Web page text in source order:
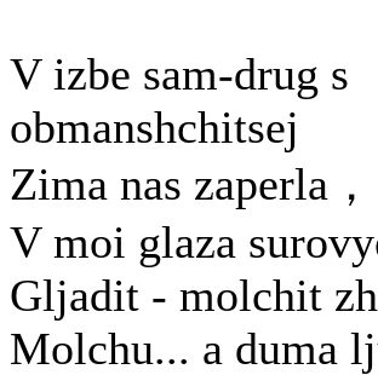
V izbe sam-drug s
obmanshchitsej
Zima nas zaperla，
V moi glaza
Gljadit - molchit
Molchu... a duma